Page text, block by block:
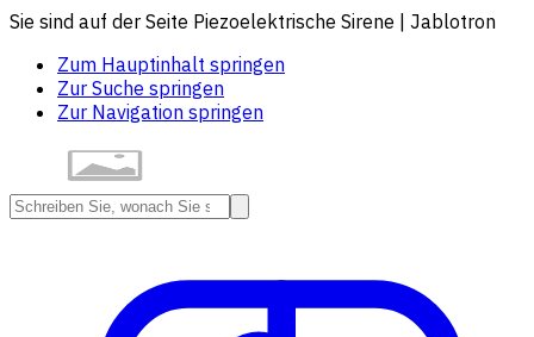
Sie sind auf der Seite Piezoelektrische Sirene | Jablotron
Zum Hauptinhalt springen
Zur Suche springen
Zur Navigation springen